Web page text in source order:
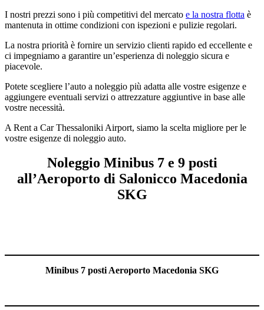
I nostri prezzi sono i più competitivi del mercato e la nostra flotta è
mantenuta in ottime condizioni con ispezioni e pulizie regolari.
La nostra priorità è fornire un servizio clienti rapido ed eccellente e
ci impegniamo a garantire un’esperienza di noleggio sicura e
piacevole.
Potete scegliere l’auto a noleggio più adatta alle vostre esigenze e
aggiungere eventuali servizi o attrezzature aggiuntive in base alle
vostre necessità.
A Rent a Car Thessaloniki Airport, siamo la scelta migliore per le
vostre esigenze di noleggio auto.
Noleggio Minibus 7 e 9 posti
all’Aeroporto di Salonicco Macedonia
SKG
Minibus 7 posti Aeroporto Macedonia SKG